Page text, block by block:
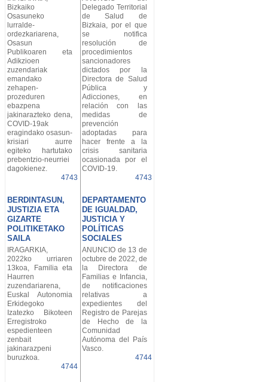
Bizkaiko
Osasuneko
lurralde-
ordezkariarena,
Osasun
Publikoaren eta
Adikzioen
zuzendariak
emandako
zehapen-
prozeduren
ebazpena
jakinarazteko dena,
COVID-19ak
eragindako osasun-
krisiari aurre
egiteko hartutako
prebentzio-neurriei
dagokienez.
4743
Delegado Territorial
de Salud de
Bizkaia, por el que
se notifica
resolución de
procedimientos
sancionadores
dictados por la
Directora de Salud
Pública y
Adicciones, en
relación con las
medidas de
prevención
adoptadas para
hacer frente a la
crisis sanitaria
ocasionada por el
COVID-19.
4743
BERDINTASUN,
JUSTIZIA ETA
GIZARTE
POLITIKETAKO
SAILA
DEPARTAMENTO
DE IGUALDAD,
JUSTICIA Y
POLÍTICAS
SOCIALES
IRAGARKIA,
2022ko urriaren
13koa, Familia eta
Haurren
zuzendariarena,
Euskal Autonomia
Erkidegoko
Izatezko Bikoteen
Erregistroko
espedienteen
zenbait
jakinarazpeni
buruzkoa.
4744
ANUNCIO de 13 de
octubre de 2022, de
la Directora de
Familias e Infancia,
de notificaciones
relativas a
expedientes del
Registro de Parejas
de Hecho de la
Comunidad
Autónoma del País
Vasco.
4744